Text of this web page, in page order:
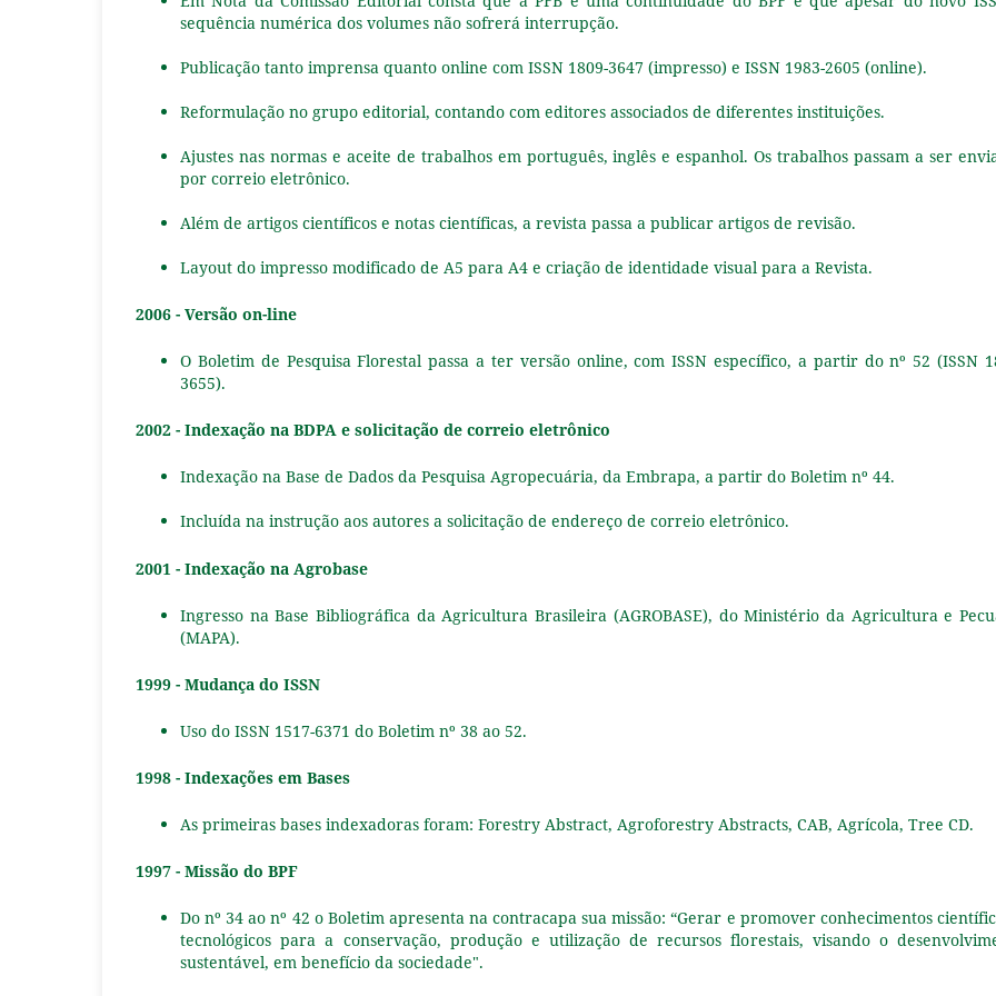
sequência numérica dos volumes não sofrerá interrupção.
Publicação tanto imprensa quanto online com ISSN 1809-3647 (impresso) e ISSN 1983-2605 (online).
Reformulação no grupo editorial, contando com editores associados de diferentes instituições.
Ajustes nas normas e aceite de trabalhos em português, inglês e espanhol. Os trabalhos passam a ser
por correio eletrônico.
Além de artigos científicos e notas científicas, a revista passa a publicar artigos de revisão.
Layout do impresso modificado de A5 para A4 e criação de identidade visual para a Revista.
2006 - Versão on-line
O Boletim de Pesquisa Florestal passa a ter versão online, com ISSN específico, a partir do nº 52 (ISSN
3655).
2002 - Indexação na BDPA e solicitação de correio eletrônico
Indexação na Base de Dados da Pesquisa Agropecuária, da Embrapa, a partir do Boletim nº 44.
Incluída na instrução aos autores a solicitação de endereço de correio eletrônico.
2001 - Indexação na Agrobase
Ingresso na Base Bibliográfica da Agricultura Brasileira (AGROBASE), do Ministério da Agricultura e
(MAPA).
1999 - Mudança do ISSN
Uso do ISSN 1517-6371 do Boletim nº 38 ao 52.
1998 - Indexações em Bases
As primeiras bases indexadoras foram: Forestry Abstract, Agroforestry Abstracts, CAB, Agrícola, Tree CD.
1997 - Missão do BPF
Do nº 34 ao nº 42 o Boletim apresenta na contracapa sua missão: “Gerar e promover conhecimentos
tecnológicos para a conservação, produção e utilização de recursos florestais, visando o
sustentável, em benefício da sociedade".